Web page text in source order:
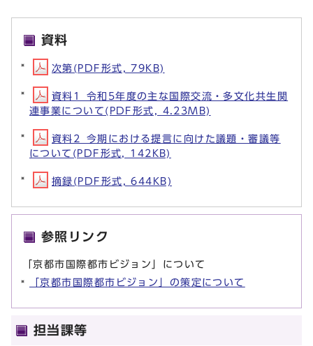
資料
次第(PDF形式, 79KB)
資料1_令和5年度の主な国際交流・多文化共生関
連事業について(PDF形式, 4.23MB)
資料2_今期における提言に向けた議題・審議等
について(PDF形式, 142KB)
摘録(PDF形式, 644KB)
参照リンク
「京都市国際都市ビジョン」について
「京都市国際都市ビジョン」の策定について
担当課等